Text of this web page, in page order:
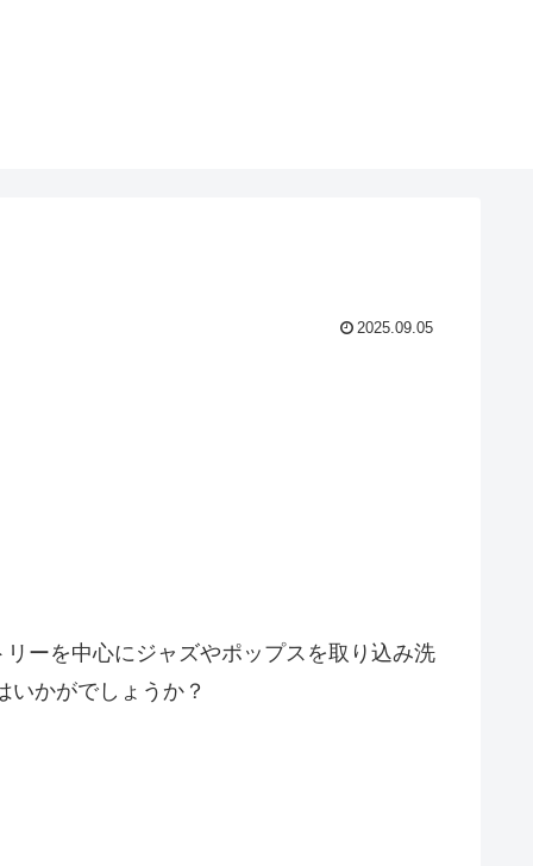
2025.09.05
ーを中心にジャズやポップスを取り込み洗
かがでしょうか？